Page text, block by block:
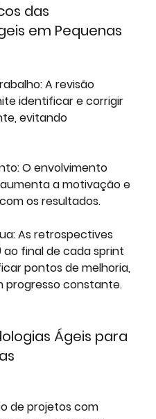
das
em Pequenas
A revisão
identificar e corrigir
evitando
O envolvimento
a motivação e
os resultados.
As retrospectives
final de cada sprint
pontos de melhoria,
progresso constante.
Ágeis para
de projetos com